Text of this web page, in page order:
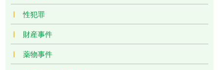
性犯罪
財産事件
薬物事件